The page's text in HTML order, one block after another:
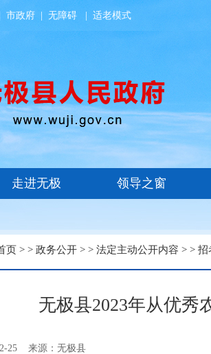
市政府 无障碍 适老模式
页 > > 政务公开 > > 法定主动公开内容 > > 招
无极县2023年从优秀
25 来源：无极县